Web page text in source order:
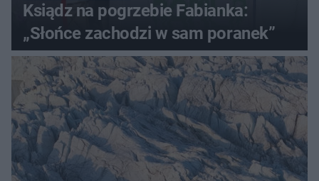
Ksiądz na pogrzebie Fabianka:
„Słońce zachodzi w sam poranek”